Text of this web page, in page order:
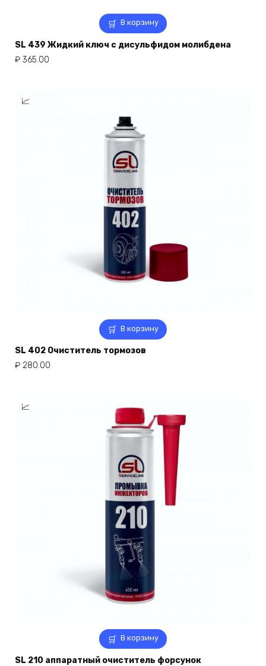
В корзину
SL 439 Жидкий ключ с дисульфидом молибдена
₽ 365.00
В корзину
SL 402 Очиститель тормозов
₽ 280.00
В корзину
SL 210 аппаратный очиститель форсунок